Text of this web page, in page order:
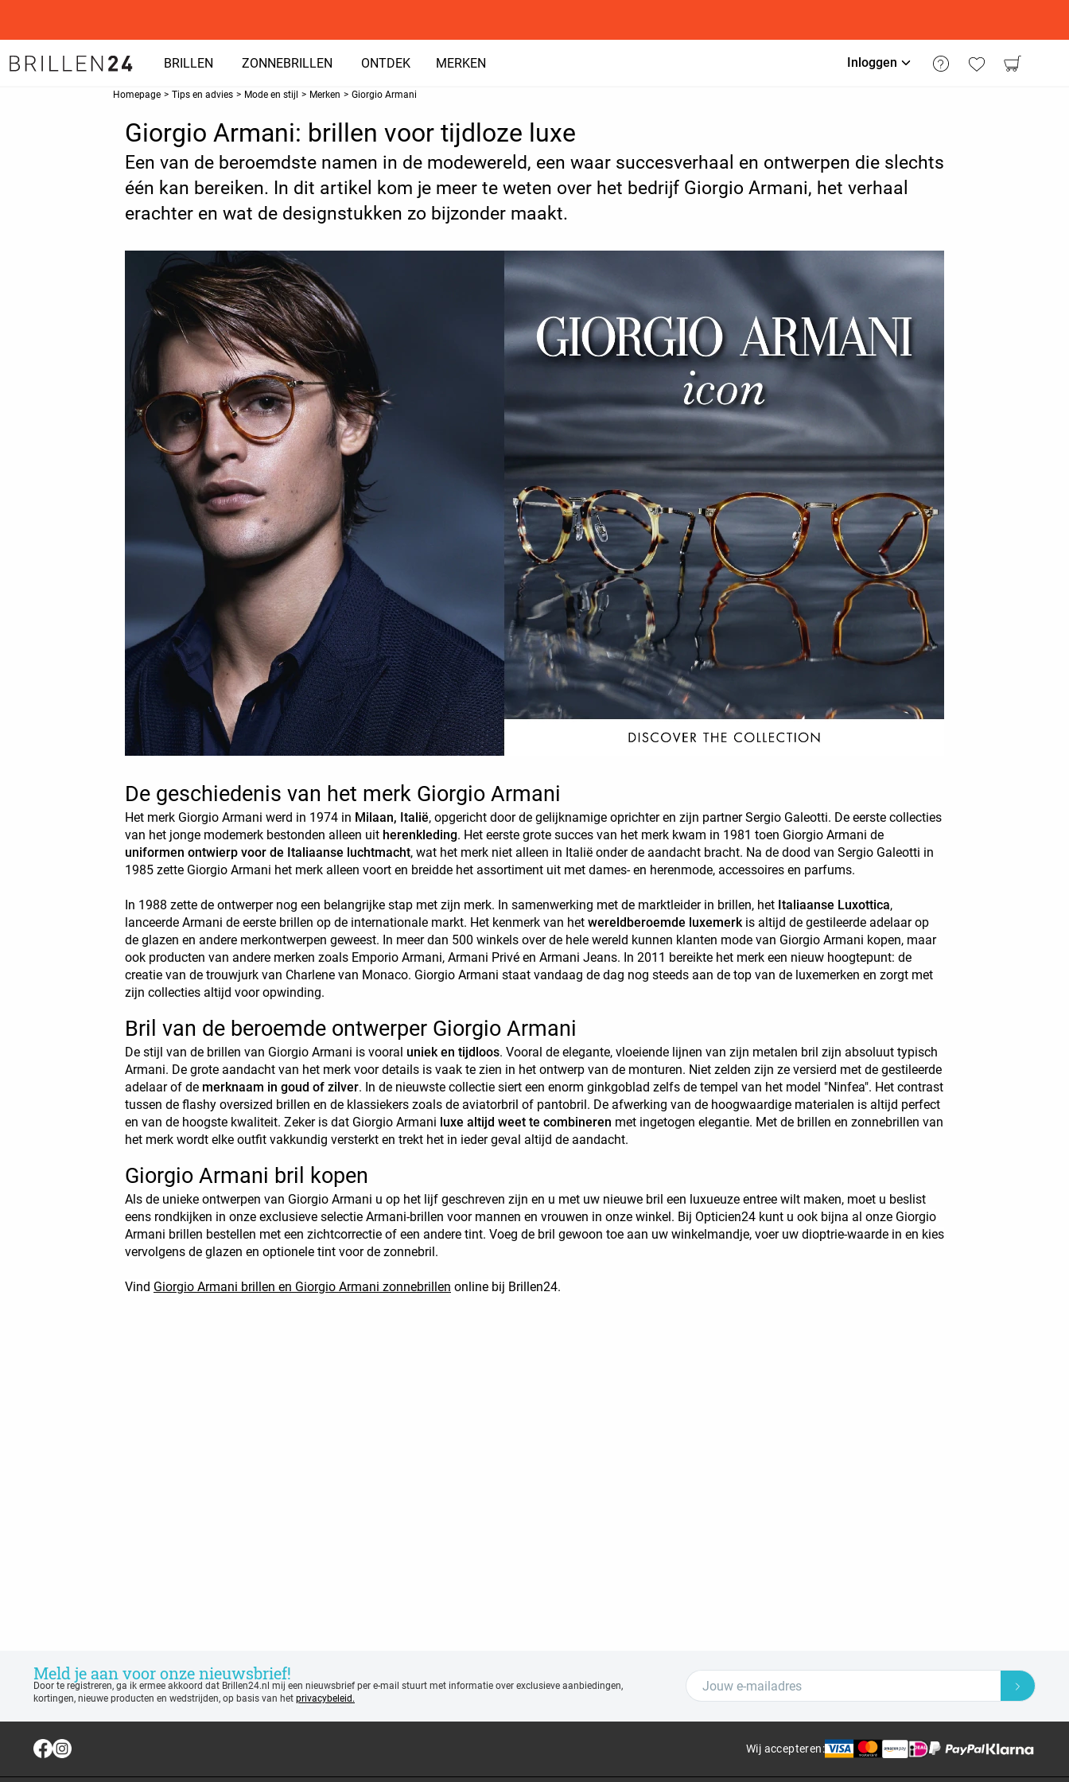
BRILLEN ZONNEBRILLEN ONTDEK MERKEN Inloggen
Homepage > Tips en advies > Mode en stijl > Merken > Giorgio Armani
Giorgio Armani: brillen voor tijdloze luxe
Een van de beroemdste namen in de modewereld, een waar succesverhaal en ontwerpen die slechts
één kan bereiken. In dit artikel kom je meer te weten over het bedrijf Giorgio Armani, het verhaal
erachter en wat de designstukken zo bijzonder maakt.
De geschiedenis van het merk Giorgio Armani
Het merk Giorgio Armani werd in 1974 in Milaan, Italië, opgericht door de gelijknamige oprichter en zijn partner Sergio Galeotti. De eerste collecties
van het jonge modemerk bestonden alleen uit herenkleding. Het eerste grote succes van het merk kwam in 1981 toen Giorgio Armani de
uniformen ontwierp voor de Italiaanse luchtmacht, wat het merk niet alleen in Italië onder de aandacht bracht. Na de dood van Sergio Galeotti in
1985 zette Giorgio Armani het merk alleen voort en breidde het assortiment uit met dames- en herenmode, accessoires en parfums.
In 1988 zette de ontwerper nog een belangrijke stap met zijn merk. In samenwerking met de marktleider in brillen, het Italiaanse Luxottica,
lanceerde Armani de eerste brillen op de internationale markt. Het kenmerk van het wereldberoemde luxemerkis altijd de gestileerde adelaar op
de glazen en andere merkontwerpen geweest. In meer dan 500 winkels over de hele wereld kunnen klanten mode van Giorgio Armani kopen, maar
ook producten van andere merken zoals Emporio Armani, Armani Privé en Armani Jeans. In 2011 bereikte het merk een nieuw hoogtepunt: de
creatie van de trouwjurk van Charlene van Monaco. Giorgio Armani staat vandaag de dag nog steeds aan de top van de luxemerken en zorgt met
zijn collecties altijd voor opwinding.
Bril van de beroemde ontwerper Giorgio Armani
De stijl van de brillen van Giorgio Armani is vooral uniek en tijdloos. Vooral de elegante, vloeiende lijnen van zijn metalen bril zijn absoluut typisch
Armani. De grote aandacht van het merk voor details is vaak te zien in het ontwerp van de monturen. Niet zelden zijn ze versierd met de gestileerde
adelaar of de merknaam in goud of zilver. In de nieuwste collectie siert een enorm ginkgoblad zelfs de tempel van het model "Ninfea". Het contrast
tussen de flashy oversized brillen en de klassiekers zoals de aviatorbril of pantobril. De afwerking van de hoogwaardige materialen is altijd perfect
en van de hoogste kwaliteit. Zeker is dat Giorgio Armani luxe altijd weet te combineren met ingetogen elegantie. Met de brillen en zonnebrillen van
het merk wordt elke outfit vakkundig versterkt en trekt het in ieder geval altijd de aandacht.
Giorgio Armani bril kopen
Als de unieke ontwerpen van Giorgio Armani u op het lijf geschreven zijn en u met uw nieuwe bril een luxueuze entree wilt maken, moet u beslist
eens rondkijken in onze exclusieve selectie Armani-brillen voor mannen en vrouwen in onze winkel. Bij Opticien24 kunt u ook bijna al onze Giorgio
Armani brillen bestellen met een zichtcorrectie of een andere tint. Voeg de bril gewoon toe aan uw winkelmandje, voer uw dioptrie-waarde in en kies
vervolgens de glazen en optionele tint voor de zonnebril.
Vind Giorgio Armani brillen en Giorgio Armani zonnebrillen online bij Brillen24.
Meld je aan voor onze nieuwsbrief!
Door te registreren, ga ik ermee akkoord dat Brillen24.nl mij een nieuwsbrief per e-mail stuurt met informatie over exclusieve aanbiedingen,
kortingen, nieuwe producten en wedstrijden, op basis van het privacybeleid.
Wij accepteren: